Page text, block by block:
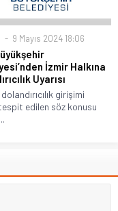
9 Mayıs 2024 18:06
İzmir Halkına
Uyarısı
girişimi
edilen söz konusu